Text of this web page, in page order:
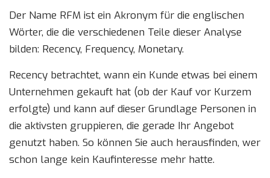
Der Name RFM ist ein Akronym für die englischen
Wörter, die die verschiedenen Teile dieser Analyse
bilden: Recency, Frequency, Monetary.
Recency betrachtet, wann ein Kunde etwas bei einem
Unternehmen gekauft hat (ob der Kauf vor Kurzem
erfolgte) und kann auf dieser Grundlage Personen in
die aktivsten gruppieren, die gerade Ihr Angebot
genutzt haben. So können Sie auch herausfinden, wer
schon lange kein Kaufinteresse mehr hatte.